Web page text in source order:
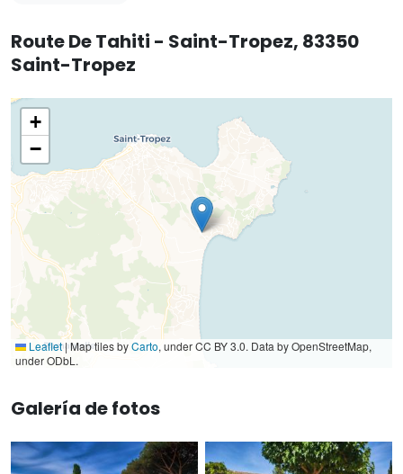
Route De Tahiti - Saint-Tropez, 83350
Saint-Tropez
+
−
Leaflet|Map tiles byCarto, under CC BY 3.0. Data by OpenStreetMap,
under ODbL.
Galería de fotos